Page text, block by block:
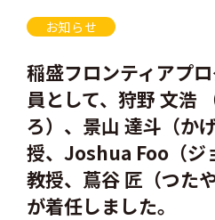
お知らせ
稲盛フロンティアプ
員として、狩野 文浩
ろ）、景山 達斗（か
授、Joshua Foo（ジ
教授、蔦谷 匠（つた
が着任しました。